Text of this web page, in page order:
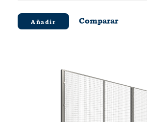
Añadir Comparar